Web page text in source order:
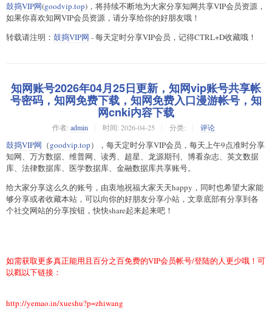
鼓捣VIP网(goodvip.top)，将持续不断地为大家分享知网共享VIP会员资源，
如果你喜欢知网VIP会员资源，请分享给你的好朋友哦！
转载请注明： 鼓捣VIP网 - 每天定时分享VIP会员，记得CTRL+D收藏哦！
知网账号2026年04月25日更新，知网vip账号共享帐
号密码，知网免费下载，知网免费入口漫游帐号，知
网cnki内容下载
作者: admin 时间: 2026-04-25 分类: 评论
鼓捣VIP网 （goodvip.top），每天定时分享VIP会员，每天上午9点准时分享
知网、万方数据、维普网、读秀、超星、龙源期刊、博看杂志、英文数据
库、法律数据库、医学数据库、金融数据库共享账号。
给大家分享这么久的账号，由衷地祝福大家天天happy，同时也希望大家能
够分享或者收藏本站，可以向你的好朋友分享小站，文章底部有分享到各
个社交网站的分享按钮，快快share起来起来吧！
如需获取更多真正能用且百分之百免费的VIP会员帐号/登陆的人更少哦！可
以戳以下链接：
http://yemao.in/xueshu?p=zhiwang